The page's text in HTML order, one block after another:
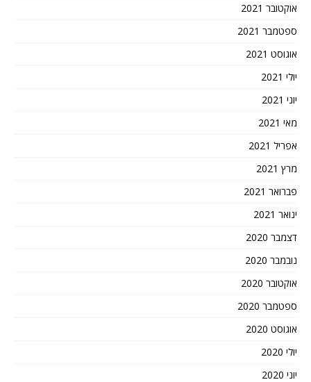
אוקטובר 2021
ספטמבר 2021
אוגוסט 2021
יולי 2021
יוני 2021
מאי 2021
אפריל 2021
מרץ 2021
פברואר 2021
ינואר 2021
דצמבר 2020
נובמבר 2020
אוקטובר 2020
ספטמבר 2020
אוגוסט 2020
יולי 2020
יוני 2020